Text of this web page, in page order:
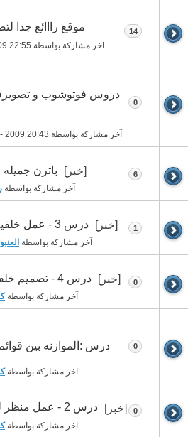
موقع رااائع جدا
آخر مشاركة بواسطة 22:55
14
دروس فوتوشوب و
آخر مشاركة بواسطة 2009 20:43
0
[خبر] باترن
آخر مشاركة بواسطة
6
[خبر] درس 3 - عمل خلفية خيالية - فوتوشوب
آخر مشاركة بواسطة
1
[خبر] درس 4 - تصميم خلفية الماء - فوتوشوب
آخر مشاركة بواسطة
0
درس :الموازنه بين
آخر مشاركة بواسطة
0
[خبر] درس 2 - عمل منظر للشمس - فوتوشوب
آخر مشاركة بواسطة
0